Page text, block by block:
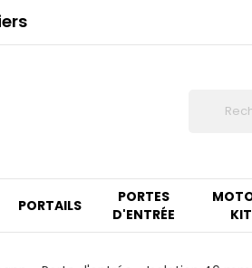
PORTAILS
PORTES
D'ENTRÉE